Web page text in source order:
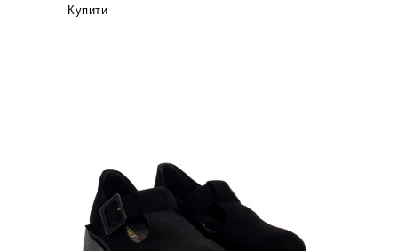
Купити